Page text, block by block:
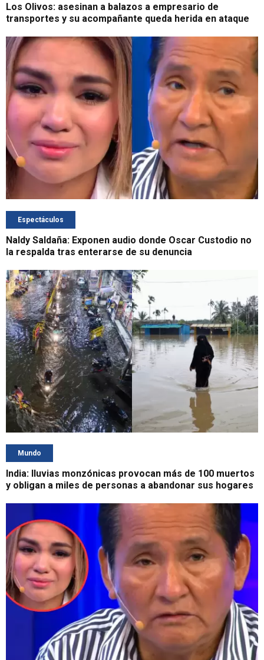
Los Olivos: asesinan a balazos a empresario de
transportes y su acompañante queda herida en ataque
Espectáculos
Naldy Saldaña: Exponen audio donde Oscar Custodio no
la respalda tras enterarse de su denuncia
Mundo
India: lluvias monzónicas provocan más de 100 muertos
y obligan a miles de personas a abandonar sus hogares